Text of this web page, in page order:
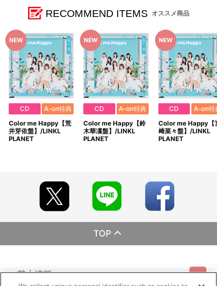
販売元 株式会社ソニー・ミュージックソリューションズ
RECOMMEND ITEMS オススメ商品
CD
A-on特典
Color me Happy【荒
井芽依盤】/LINKL
PLANET
CD
A-on特典
Color me Happy【鈴
木華凜盤】/LINKL
PLANET
CD
A-on特
Color me Happy【
﨑菜々盤】/LINKL
PLANET
TOP
基本情報